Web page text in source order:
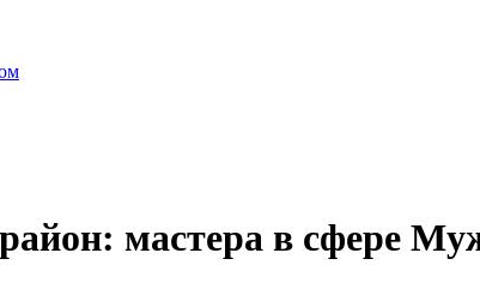
мастера в сфере